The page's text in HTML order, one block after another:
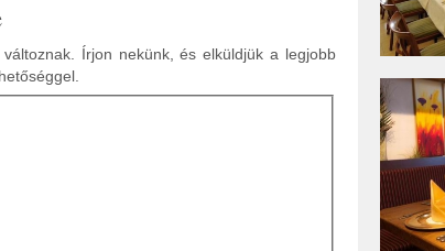
Írjon nekünk, és elküldjük a legjobb